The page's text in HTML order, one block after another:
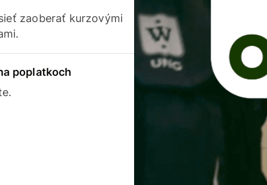
zaoberať kurzovými
poplatkoch